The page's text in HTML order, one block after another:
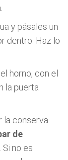
y pásales un
dentro. Haz lo
horno, con el
la puerta
la conserva.
de
no es